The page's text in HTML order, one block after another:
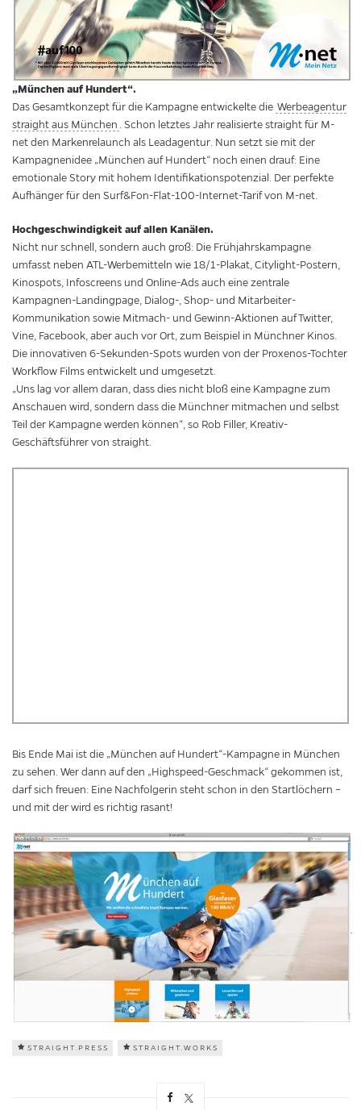
„München auf Hundert“.
Das Gesamtkonzept für die Kampagne entwickelte die Werbeagentur
straight aus München . Schon letztes Jahr realisierte straight für M-
net den Markenrelaunch als Leadagentur. Nun setzt sie mit der
Kampagnenidee „München auf Hundert“ noch einen drauf: Eine
emotionale Story mit hohem Identifikationspotenzial. Der perfekte
Aufhänger für den Surf&Fon-Flat-100-Internet-Tarif von M-net.
Hochgeschwindigkeit auf allen Kanälen.
Nicht nur schnell, sondern auch groß: Die Frühjahrskampagne
umfasst neben ATL-Werbemitteln wie 18/1-Plakat, Citylight-Postern,
Kinospots, Infoscreens und Online-Ads auch eine zentrale
Kampagnen-Landingpage, Dialog-, Shop- und Mitarbeiter-
Kommunikation sowie Mitmach- und Gewinn-Aktionen auf Twitter,
Vine, Facebook, aber auch vor Ort, zum Beispiel in Münchner Kinos.
Die innovativen 6-Sekunden-Spots wurden von der Proxenos-Tochter
Workflow Films entwickelt und umgesetzt.
„Uns lag vor allem daran, dass dies nicht bloß eine Kampagne zum
Anschauen wird, sondern dass die Münchner mitmachen und selbst
Teil der Kampagne werden können“, so Rob Filler, Kreativ-
Geschäftsführer von straight.
Bis Ende Mai ist die „München auf Hundert“-Kampagne in München
zu sehen. Wer dann auf den „Highspeed-Geschmack“ gekommen ist,
darf sich freuen: Eine Nachfolgerin steht schon in den Startlöchern –
und mit der wird es richtig rasant!
STRAIGHT.PRESS STRAIGHT.WORKS